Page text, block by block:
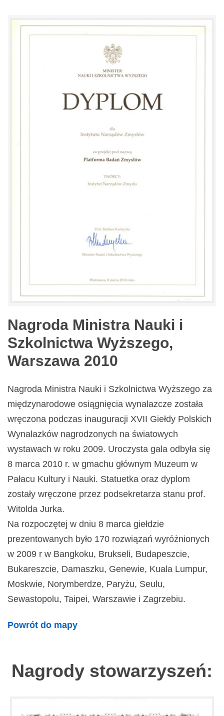
Nagroda Ministra Nauki i
Szkolnictwa Wyższego,
Warszawa 2010
Nagroda Ministra Nauki i Szkolnictwa Wyższego za
międzynarodowe osiągnięcia wynalazcze została
wręczona podczas inauguracji XVII Giełdy Polskich
Wynalazków nagrodzonych na światowych
wystawach w roku 2009. Uroczysta gala odbyła się
8 marca 2010 r. w gmachu głównym Muzeum w
Pałacu Kultury i Nauki. Statuetka oraz dyplom
zostały wręczone przez podsekretarza stanu prof.
Witolda Jurka.
Na rozpoczętej w dniu 8 marca giełdzie
prezentowanych było 170 rozwiązań wyróżnionych
w 2009 r w Bangkoku, Brukseli, Budapeszcie,
Bukareszcie, Damaszku, Genewie, Kuala Lumpur,
Moskwie, Norymberdze, Paryżu, Seulu,
Sewastopolu, Taipei, Warszawie i Zagrzebiu.
Powrót do mapy
Nagrody stowarzyszeń: